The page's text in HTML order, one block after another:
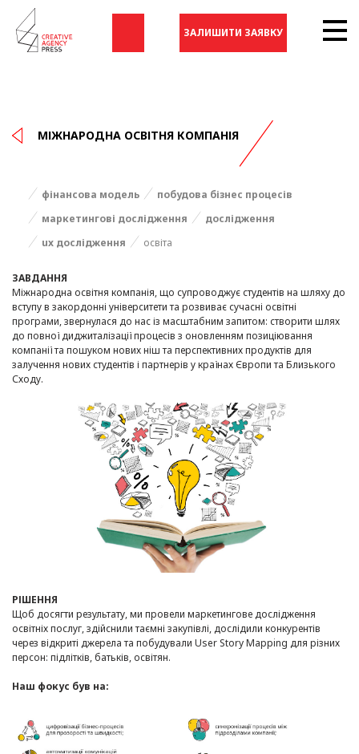
ЗАЛИШИТИ ЗАЯВКУ
МІЖНАРОДНА ОСВІТНЯ КОМПАНІЯ
фінансова модель
побудова бізнес процесів
маркетингові дослідження
дослідження
ux дослідження
освіта
ЗАВДАННЯ
Міжнародна освітня компанія, що супроводжує студентів на шляху до
вступу в закордонні університети та розвиває сучасні освітні
програми, звернулася до нас із масштабним запитом: створити шлях
до повної диджиталізації процесів з оновленням позиціювання
компанії та пошуком нових ніш та перспективних продуктів для
залучення нових студентів і партнерів у країнах Європи та Близького
Сходу.
РІШЕННЯ
Щоб досягти результату, ми провели маркетингове дослідження
освітніх послуг, здійснили таємні закупівлі, дослідили конкурентів
через відкриті джерела та побудували User Story Mapping для різних
персон: підлітків, батьків, освітян.
Наш фокус був на: